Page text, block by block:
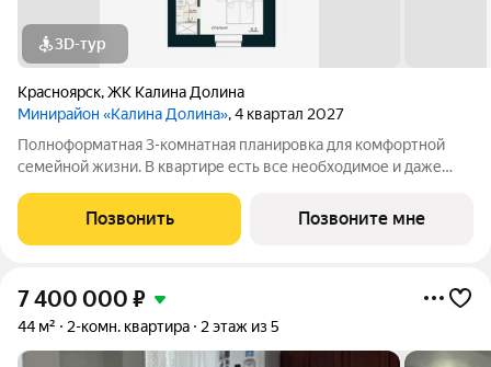
3D-тур
Красноярск,ЖК Калина Долина
Минирайон «Калина Долина», 4 квартал 2027
Полноформатная 3-комнатная планировка для комфортной
семейной жизни. В квартире есть все необходимое и даже
вместительный гардероб, а собственный санузел в мастер-
спальне позволит создать приватное
Позвонить Позвоните мне
7 400 000 ₽
44 м² 2-комн. квартира 2 этаж из 5